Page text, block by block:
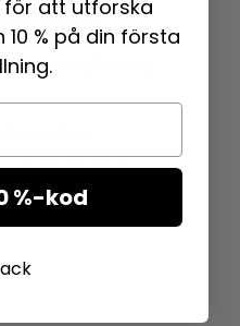
aprikos.
ananas, banan,
litchi, kiwi.
för att utforska
% på din första
%-kod